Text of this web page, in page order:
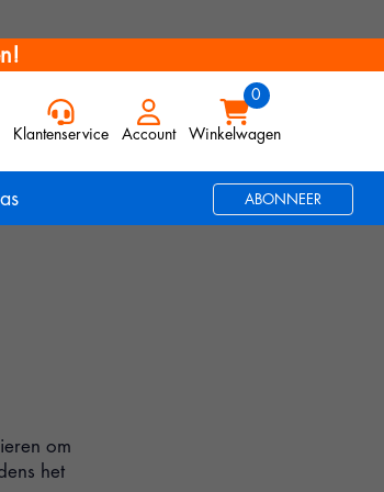
Klantenservice Account Winkelwagen
ABONNEER
om
het